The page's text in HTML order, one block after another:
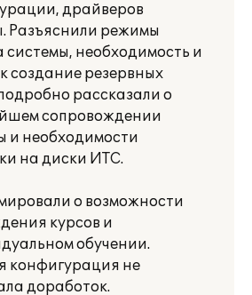
драйверов
Разъяснили режимы
системы, необходимость и
создание резервных
рассказали о
сопровождении
и необходимости
на диски ИТС.
о возможности
курсов и
обучении.
конфигурация не
доработок.